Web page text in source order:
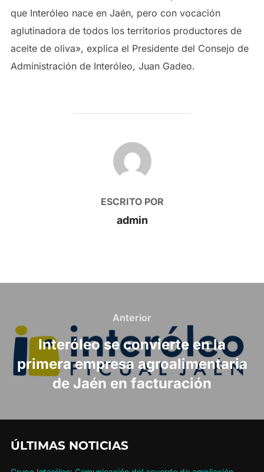
que Interóleo nace en Jaén, pero con vocación
aglutinadora de todos los territorios productores de
aceite de oliva», explica el Presidente del Consejo de
Administración de Interóleo, Juan Gadeo.
AUTOR DE LA PUBLICACIÓN
ESCRITO POR
admin
entradas
Anterior
Anterior
Interóleo se convierte en la
primera empresa agroalimentaria
de Jaén en facturación
ÚLTIMAS NOTICIAS